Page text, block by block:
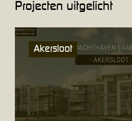
Projecten uitgelicht
Akersloot